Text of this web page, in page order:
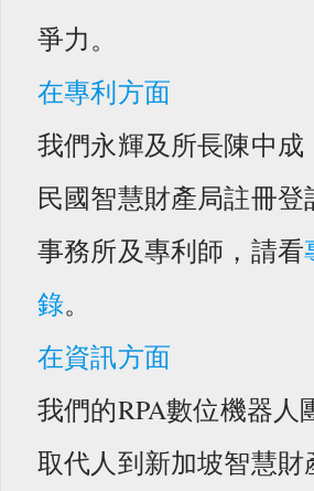
爭力。
在專利方面
我們永輝及所長陳中成
民國智慧財產局註冊登
事務所及專利師，請看
錄。
在資訊方面
我們的RPA數位機器人
取代人到新加坡智慧財